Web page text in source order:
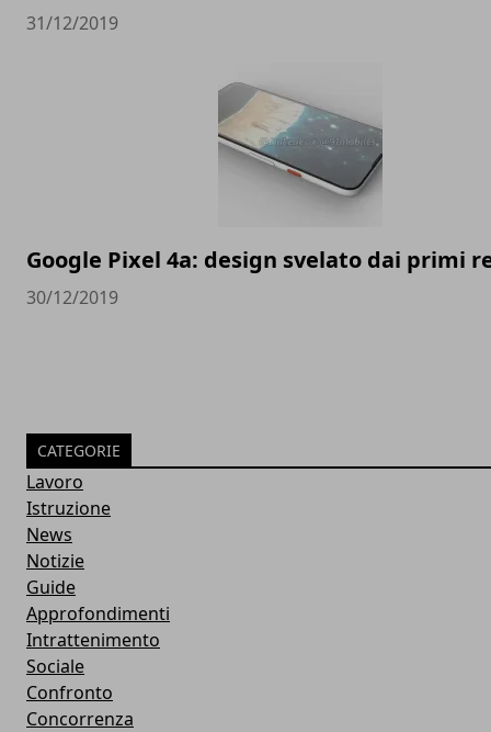
31/12/2019
Google Pixel 4a: design svelato dai primi
30/12/2019
CATEGORIE
Lavoro
Istruzione
News
Notizie
Guide
Approfondimenti
Intrattenimento
Sociale
Confronto
Concorrenza